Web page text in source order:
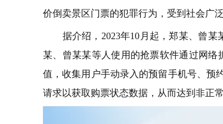
价倒卖景区门票的犯罪行为，受到社会广泛
据介绍，2023年10月起，郑某、曾某
某、曾某某等人使用的抢票软件通过网络
值，收集用户手动录入的预留手机号、预
请求以获取购票状态数据，从而达到非正